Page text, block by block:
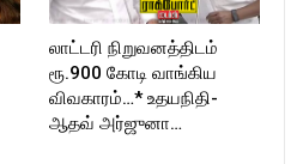
லாட்டரி நிறுவனத்திடம்
ரூ.900 கோடி வாங்கிய
விவகாரம்…* உதயநிதி-
ஆதவ் அர்ஜுனா…